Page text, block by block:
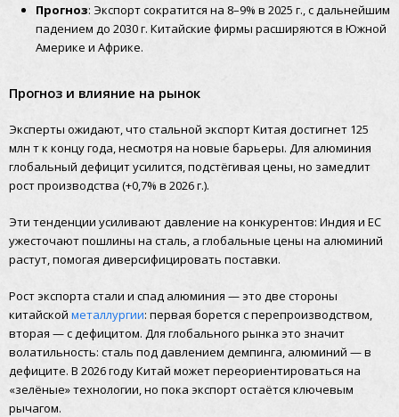
Прогноз: Экспорт сократится на 8–9% в 2025 г., с дальнейшим
падением до 2030 г. Китайские фирмы расширяются в Южной
Америке и Африке.
Прогноз и влияние на рынок
Эксперты ожидают, что стальной экспорт Китая достигнет 125
млн т к концу года, несмотря на новые барьеры. Для алюминия
глобальный дефицит усилится, подстёгивая цены, но замедлит
рост производства (+0,7% в 2026 г.).
Эти тенденции усиливают давление на конкурентов: Индия и ЕС
ужесточают пошлины на сталь, а глобальные цены на алюминий
растут, помогая диверсифицировать поставки.
Рост экспорта стали и спад алюминия — это две стороны
китайской металлургии: первая борется с перепроизводством,
вторая — с дефицитом. Для глобального рынка это значит
волатильность: сталь под давлением демпинга, алюминий — в
дефиците. В 2026 году Китай может переориентироваться на
«зелёные» технологии, но пока экспорт остаётся ключевым
рычагом.